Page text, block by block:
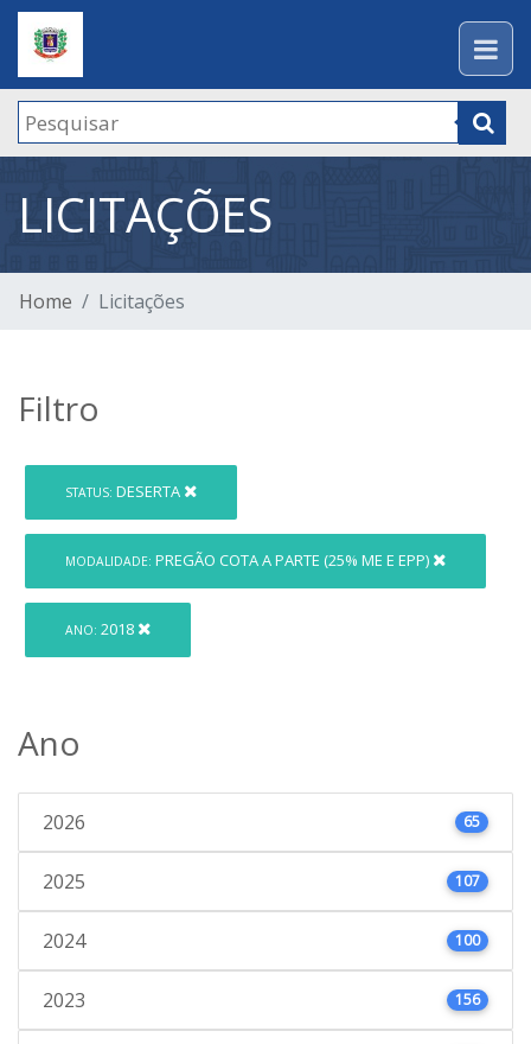
LICITAÇÕES
Home Licitações
Filtro
STATUS: DESERTA
MODALIDADE: PREGÃO COTA A PARTE (25% ME E EPP)
ANO: 2018
Ano
2026 65
2025 107
2024 100
2023 156